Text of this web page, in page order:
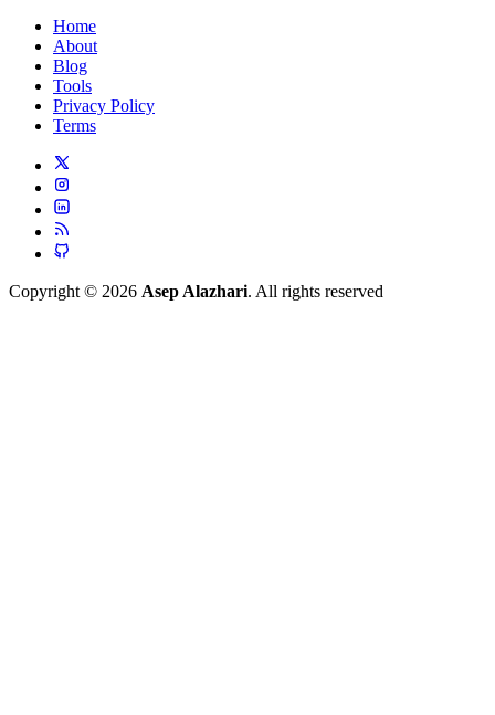
Home
About
Blog
Tools
Privacy Policy
Terms
Copyright © 2026 Asep Alazhari. All rights reserved